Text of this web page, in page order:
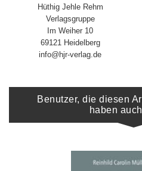
Hüthig Jehle Rehm
Verlagsgruppe
Im Weiher 10
69121 Heidelberg
info@hjr-verlag.de
Benutzer, die diesen
haben